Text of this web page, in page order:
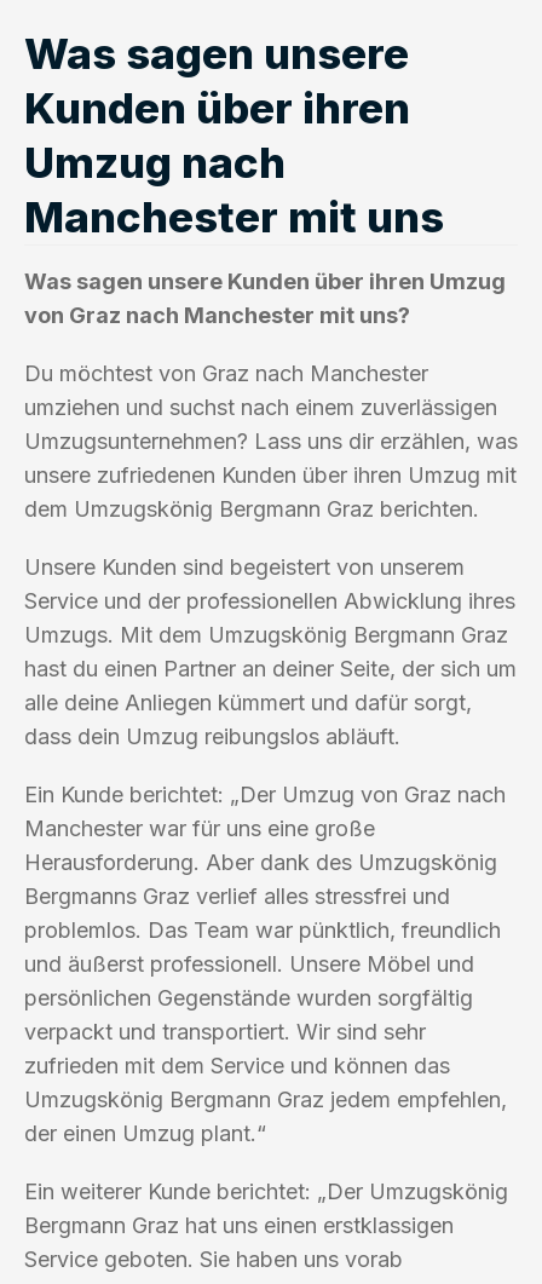
Was sagen unsere
Kunden über ihren
Umzug nach
Manchester mit uns
Was sagen unsere Kunden über ihren Umzug
von Graz nach Manchester mit uns?
Du möchtest von Graz nach Manchester
umziehen und suchst nach einem zuverlässigen
Umzugsunternehmen? Lass uns dir erzählen, was
unsere zufriedenen Kunden über ihren Umzug mit
dem Umzugskönig Bergmann Graz berichten.
Unsere Kunden sind begeistert von unserem
Service und der professionellen Abwicklung ihres
Umzugs. Mit dem Umzugskönig Bergmann Graz
hast du einen Partner an deiner Seite, der sich um
alle deine Anliegen kümmert und dafür sorgt,
dass dein Umzug reibungslos abläuft.
Ein Kunde berichtet: „Der Umzug von Graz nach
Manchester war für uns eine große
Herausforderung. Aber dank des Umzugskönig
Bergmanns Graz verlief alles stressfrei und
problemlos. Das Team war pünktlich, freundlich
und äußerst professionell. Unsere Möbel und
persönlichen Gegenstände wurden sorgfältig
verpackt und transportiert. Wir sind sehr
zufrieden mit dem Service und können das
Umzugskönig Bergmann Graz jedem empfehlen,
der einen Umzug plant.“
Ein weiterer Kunde berichtet: „Der Umzugskönig
Bergmann Graz hat uns einen erstklassigen
Service geboten. Sie haben uns vorab